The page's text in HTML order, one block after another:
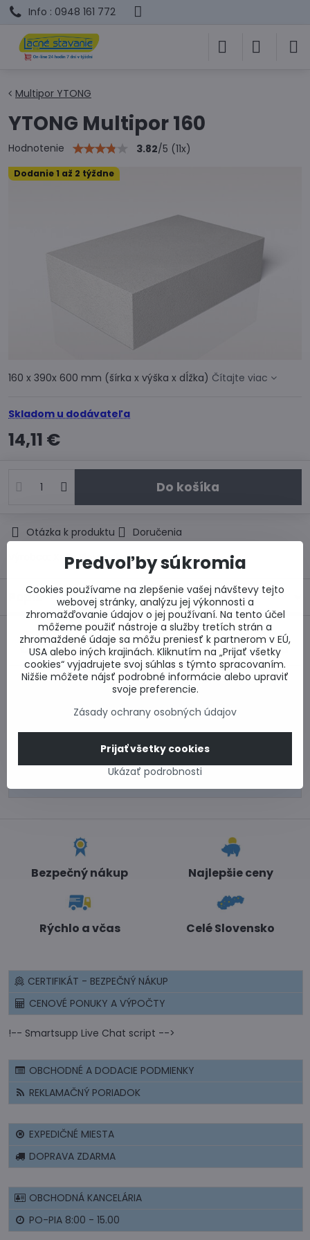
Info : 0948 161 772
Dodanie 1 až 2 týždne
Multipor YTONG
YTONG Multipor 160
Hodnotenie 3.82/5 (11x)
160 x 390x 600 mm (šírka x výška x dĺžka) Čítajte viac
Skladom u dodávateľa
14,11 €
Do košíka
Otázka k produktu
Doručenia
Xella Slovensko, s.r.o.
Popis
Predchádzajúci
produkt
Nasledujúci produkt
0917 969 003
Technické poradenstvo
Informácie k objednávkam
Po - Pi 8:00-15:00
info​@lacnestavanie​.sk
Bezpečný nákup Najlepšie ceny
Rýchlo a včas Celé Slovensko
CERTIFIKÁT - BEZPEČNÝ NÁKUP
CENOVÉ PONUKY A VÝPOČTY
!-- Smartsupp Live Chat script -->
OBCHODNÉ A DODACIE PODMIENKY
REKLAMAČNÝ PORIADOK
EXPEDIČNÉ MIESTA
DOPRAVA ZDARMA
OBCHODNÁ KANCELÁRIA
PO-PIA 8:00 - 15.00
Predvoľby súkromia
Cookies používame na zlepšenie vašej návštevy tejto
webovej stránky, analýzu jej výkonnosti a
zhromažďovanie údajov o jej používaní. Na tento účel
môžeme použiť nástroje a služby tretích strán a
zhromaždené údaje sa môžu preniesť k partnerom v EÚ,
USA alebo iných krajinách. Kliknutím na „Prijať všetky
cookies“ vyjadrujete svoj súhlas s týmto spracovaním.
Nižšie môžete nájsť podrobné informácie alebo upraviť
svoje preferencie.
Zásady ochrany osobných údajov
Ukázať podrobnosti
Prijať všetky cookies